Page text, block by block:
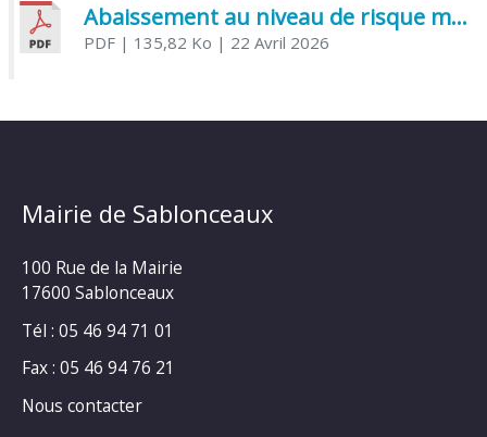
Abaissement au niveau de risque modéré de l’Influenza aviaire
PDF| 135,82 Ko | 22 Avril 2026
Mairie de Sablonceaux
100 Rue de la Mairie
17600 Sablonceaux
Tél : 05 46 94 71 01
Fax : 05 46 94 76 21
Nous contacter